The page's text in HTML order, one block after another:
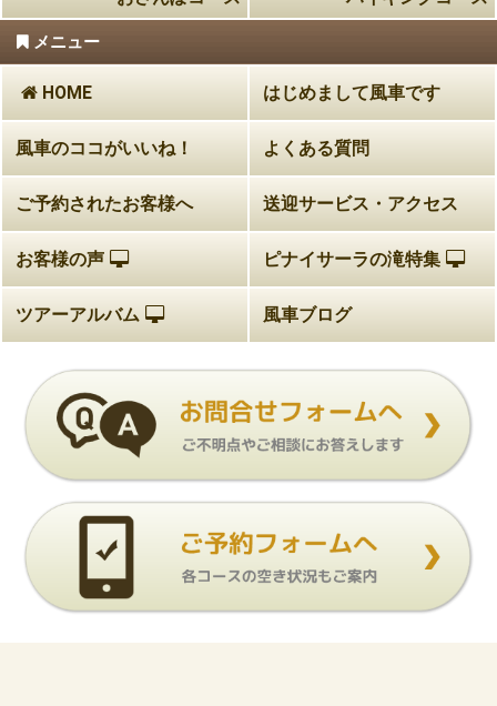
メニュー
HOME はじめまして風車です
風車のココがいいね！ よくある質問
ご予約されたお客様へ 送迎サービス・アクセス
お客様の声 ピナイサーラの滝特集
ツアーアルバム 風車ブログ